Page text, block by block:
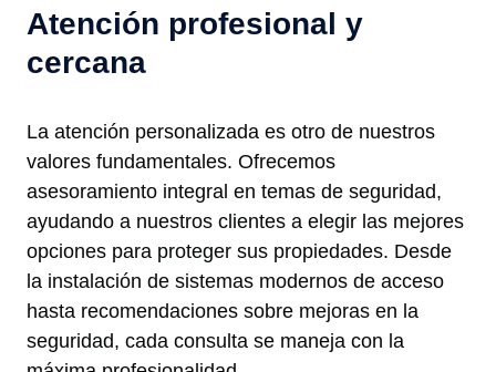
Atención profesional y
cercana
La atención personalizada es otro de nuestros
valores fundamentales. Ofrecemos
asesoramiento integral en temas de seguridad,
ayudando a nuestros clientes a elegir las mejores
opciones para proteger sus propiedades. Desde
la instalación de sistemas modernos de acceso
hasta recomendaciones sobre mejoras en la
seguridad, cada consulta se maneja con la